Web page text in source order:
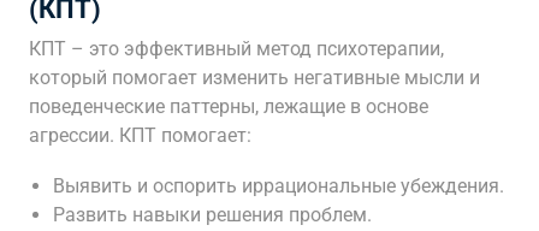
(КПТ)
КПТ – это эффективный метод психотерапии,
который помогает изменить негативные мысли и
поведенческие паттерны, лежащие в основе
агрессии. КПТ помогает:
Выявить и оспорить иррациональные убеждения.
Развить навыки решения проблем.